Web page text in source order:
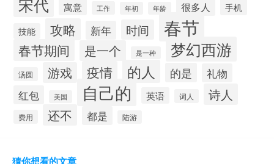
寓意 工作 年初 年龄 很多人 手机
技能 攻略 新年 时间 春节
春节期间 是一个 是一种 梦幻西游
汤圆 游戏 疫情 的人 的是
礼物
红包
美国 自己的 英语 词人 诗人
费用 还不 都是 陆游
猜你想看的文章